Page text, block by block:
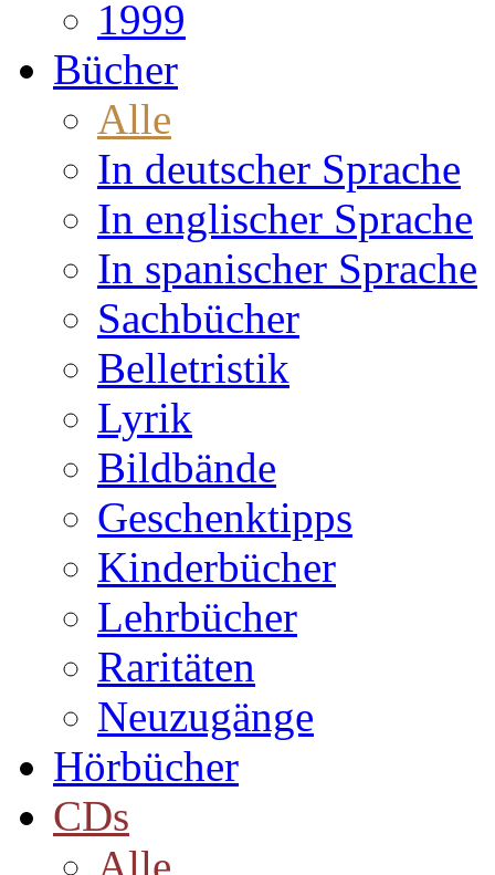
1999
Bücher
Alle
In deutscher Sprache
In englischer Sprache
In spanischer Sprache
Sachbücher
Belletristik
Lyrik
Bildbände
Geschenktipps
Kinderbücher
Lehrbücher
Raritäten
Neuzugänge
Hörbücher
CDs